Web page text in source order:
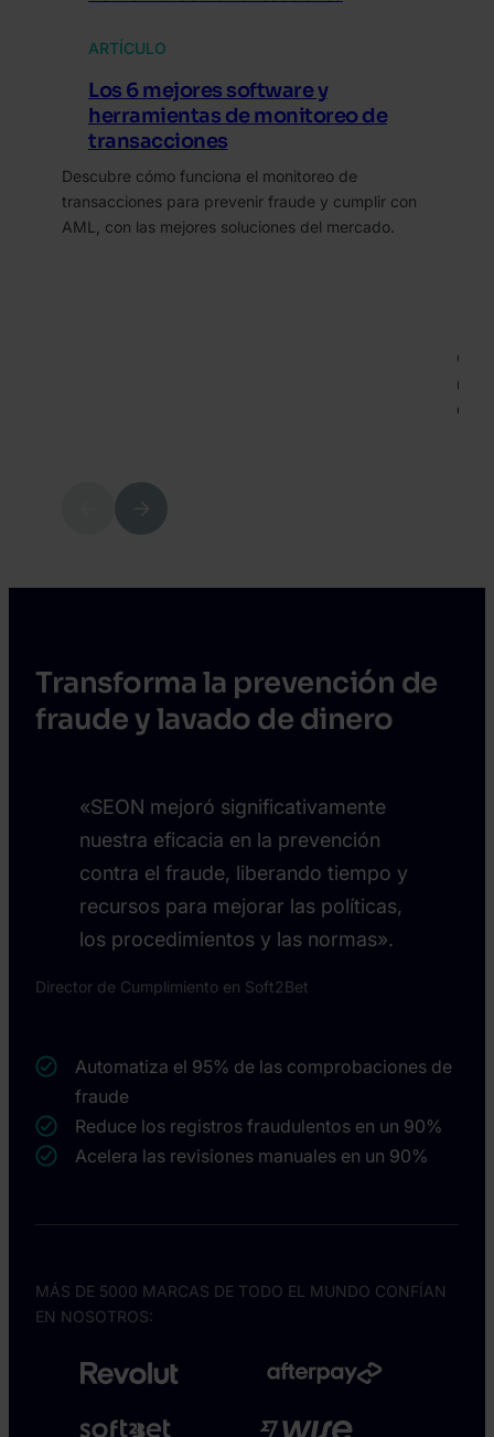
Previous
ARTÍCULO
Los 6 mejores software y
herramientas de monitoreo de
transacciones
Descubre cómo funciona el monitoreo de
transacciones para prevenir fraude y cumplir con
AML, con las mejores soluciones del mercado.
Transforma la prevención de
fraude y lavado de dinero
«SEON mejoró significativamente
nuestra eficacia en la prevención
contra el fraude, liberando tiempo y
recursos para mejorar las políticas,
los procedimientos y las normas».
Director de Cumplimiento en Soft2Bet
Automatiza el 95% de las comprobaciones de
fraude
Reduce los registros fraudulentos en un 90%
Acelera las revisiones manuales en un 90%
MÁS DE 5000 MARCAS DE TODO EL MUNDO CONFÍAN
EN NOSOTROS: